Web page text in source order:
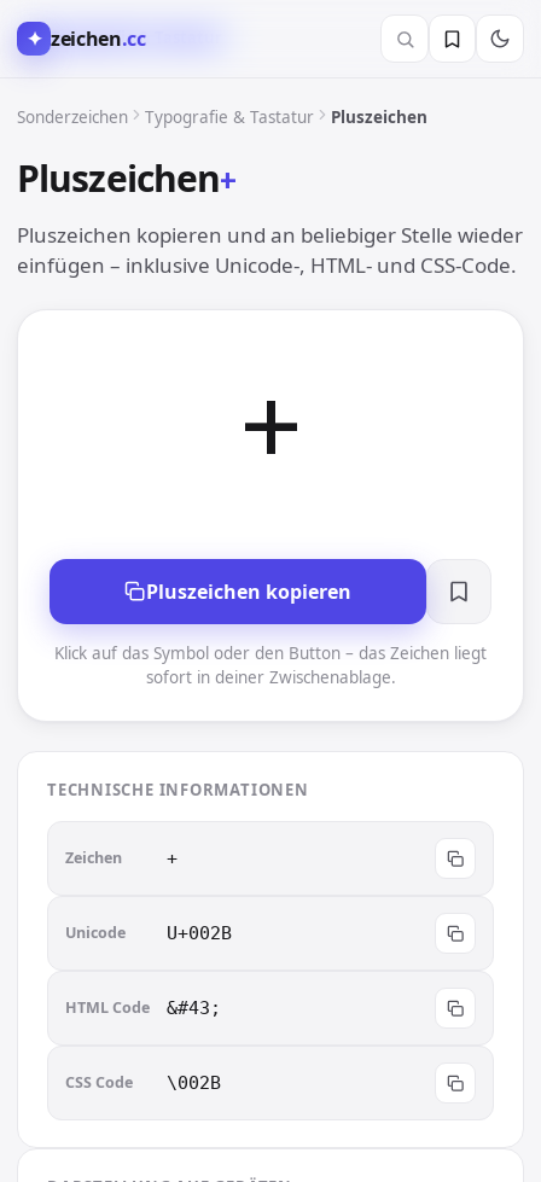
✦ zeichen.cc
Sonderzeichen Typografie & Tastatur Pluszeichen
Pluszeichen+︎
Pluszeichen kopieren und an beliebiger Stelle wieder
einfügen – inklusive Unicode-, HTML- und CSS-Code.
&︎ Typografie & Tastatur
+︎
Pluszeichen kopieren
Klick auf das Symbol oder den Button – das Zeichen liegt
sofort in deiner Zwischenablage.
TECHNISCHE INFORMATIONEN
Zeichen +︎
Unicode U+002B
HTML Code &#43;
CSS Code \002B